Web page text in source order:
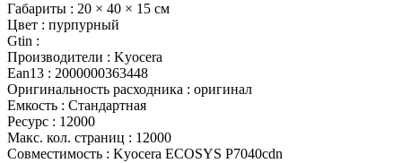
Габариты : 20 × 40 × 15 см
Цвет : пурпурный
Gtin :
Производители : Kyocera
Ean13 : 2000000363448
Оригинальность расходника : оригинал
Емкость : Стандартная
Ресурс : 12000
Макс. кол. страниц : 12000
Совместимость : Kyocera ECOSYS P7040cdn